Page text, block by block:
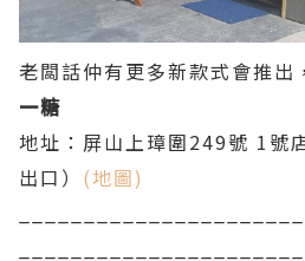
老闆話仲有更多新款式會推
一糖
地址：屏山上璋圍249號 1號
出口） (地圖)